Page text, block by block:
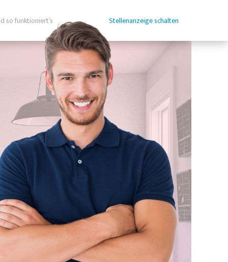
so funktioniert’s Stellenanzeige schalten